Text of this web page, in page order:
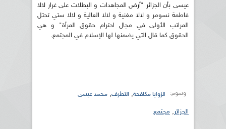
عيسى بأن الجزائر "أرض المجاهدات و البطلات على غرار لالا
فاطمة نسومر و لالا مغنية و لالا العالية و لالا ستي تحتل
المراتب الأولى في مجال احترام حقوق المرأة" و هي
الحقوق كما قال التي يضمنها لها الإسلام في المجتمع.
وسوم: الزوايا مكافحة, التطرف, محمد عيسى
الجزائر, مجتمع